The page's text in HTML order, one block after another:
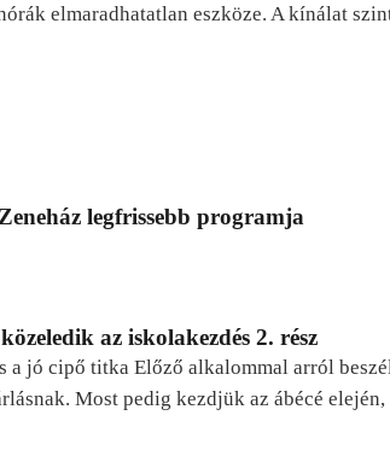
elmaradhatatlan eszköze. A kínálat
legfrissebb programja
az iskolakezdés 2. rész
a jó cipő titka Előző alkalommal arról
Most pedig kezdjük az ábécé